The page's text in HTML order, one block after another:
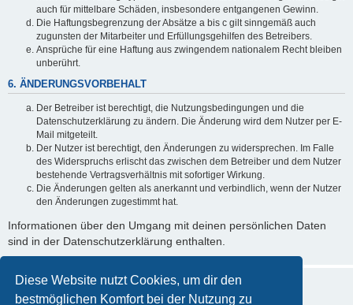
Diese Website nutzt Cookies, um dir den
bestmöglichen Komfort bei der Nutzung zu
auch für mittelbare Schäden, insbesondere entgangenen Gewinn.
Die Haftungsbegrenzung der Absätze a bis c gilt sinngemäß auch
zugunsten der Mitarbeiter und Erfüllungsgehilfen des Betreibers.
Ansprüche für eine Haftung aus zwingendem nationalem Recht bleiben
unberührt.
6. ÄNDERUNGSVORBEHALT
Der Betreiber ist berechtigt, die Nutzungsbedingungen und die
Datenschutzerklärung zu ändern. Die Änderung wird dem Nutzer per E-
Mail mitgeteilt.
Der Nutzer ist berechtigt, den Änderungen zu widersprechen. Im Falle
des Widerspruchs erlischt das zwischen dem Betreiber und dem Nutzer
bestehende Vertragsverhältnis mit sofortiger Wirkung.
Die Änderungen gelten als anerkannt und verbindlich, wenn der Nutzer
den Änderungen zugestimmt hat.
Informationen über den Umgang mit deinen persönlichen Daten
sind in der Datenschutzerklärung enthalten.